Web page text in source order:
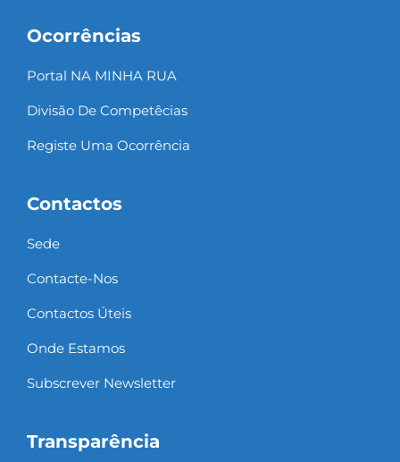
Ocorrências
Portal NA MINHA RUA
Divisão De Competêcias
Registe Uma Ocorrência
Contactos
Sede
Contacte-Nos
Contactos Úteis
Onde Estamos
Subscrever Newsletter
Transparência